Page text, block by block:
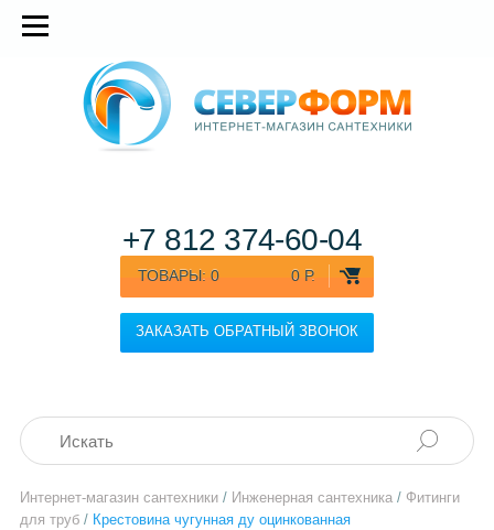
ТОВАРЫ: 0 0 Р.
ЗАКАЗАТЬ ОБРАТНЫЙ ЗВОНОК
+7 812 374-60-04
Интернет-магазин сантехники / Инженерная сантехника / Фитинги
для труб / Крестовина чугунная ду оцинкованная